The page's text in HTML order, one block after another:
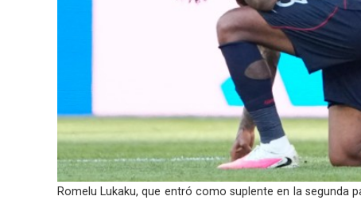
Romelu Lukaku, que entró como suplente en la segunda